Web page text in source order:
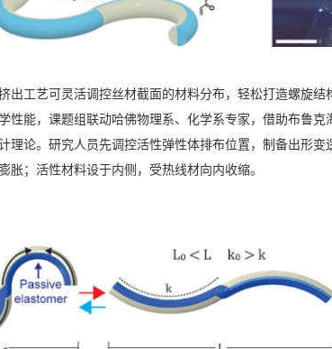
出工艺可灵活调控丝材截面的材料分布，轻松打造螺旋
性能，课题组联动哈佛物理系、化学系专家，借助布鲁
理论。研究人员先调控活性弹性体排布位置，制备出形
胀；活性材料设于内侧，受热线材向内收缩。